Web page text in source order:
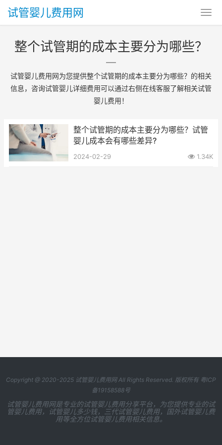
试管婴儿费用网
整个试管期的成本主要分为哪些？
试管婴儿费用网为您提供整个试管期的成本主要分为哪些？的相关
信息，咨询试管婴儿详细费用可以通过右侧在线客服了解相关试管
婴儿费用！
整个试管期的成本主要分为哪些？试管
婴儿成本会有哪些差异?
2024-02-29 1.34K
Copyright @ 2020-2025 试管婴儿费用网All Rights Reserved. 版权所有 粤ICP
备19158588号
试管婴儿费用网是专业的试管婴儿费用分享平台，为您提供专业的试
管婴儿费用，试管婴儿多少钱，三代试管婴儿费用，国外试管婴儿费
用等全方位试管婴儿费用相关信息。